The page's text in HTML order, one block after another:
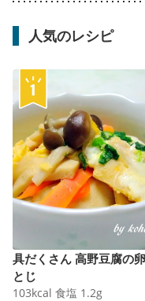
人気のレシピ
具だくさん 高野豆腐の卵
とじ
103kcal 食塩 1.2g